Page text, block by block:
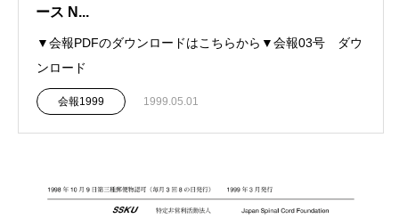
ース N...
▼会報PDFのダウンロードはこちらから▼会報03号 ダウ
ンロード
会報1999 1999.05.01